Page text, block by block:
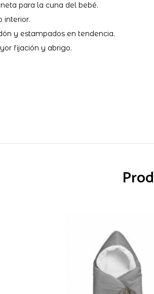
para la cuna del bebé.
interior.
y estampados en tendencia.
fijación y abrigo.